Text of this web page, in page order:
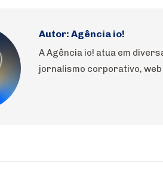
Autor: Agência io!
A Agência io! atua em
jornalismo corporativo, web